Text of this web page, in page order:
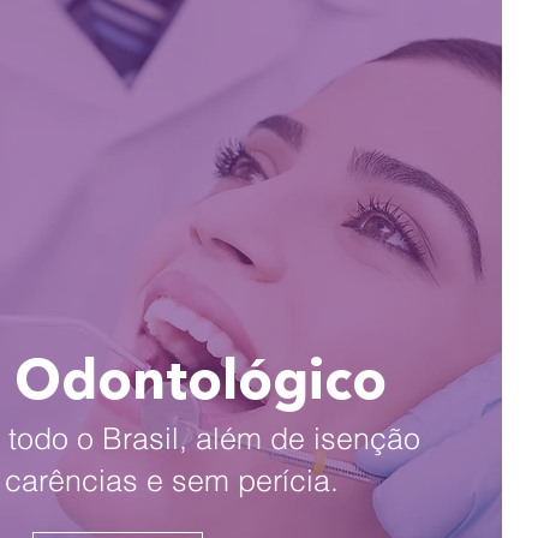
Odontológico
o Brasil, além de isenção
e sem perícia.